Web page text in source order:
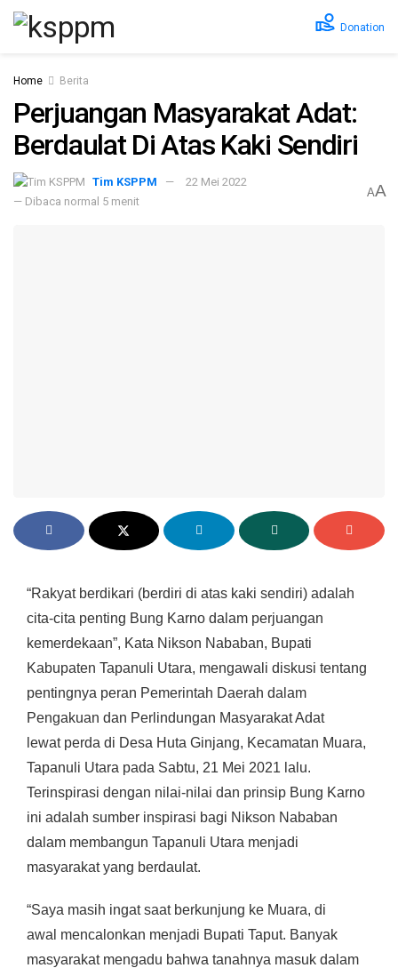
Donation
Home Berita
Perjuangan Masyarakat Adat:
Berdaulat Di Atas Kaki Sendiri
Tim KSPPM
22 Mei 2022
— Dibaca normal 5 menit
AA
“Rakyat berdikari (berdiri di atas kaki sendiri) adalah
cita-cita penting Bung Karno dalam perjuangan
kemerdekaan”, Kata Nikson Nababan, Bupati
Kabupaten Tapanuli Utara, mengawali diskusi tentang
pentingnya peran Pemerintah Daerah dalam
Pengakuan dan Perlindungan Masyarakat Adat
lewat perda di Desa Huta Ginjang, Kecamatan Muara,
Tapanuli Utara pada Sabtu, 21 Mei 2021 lalu.
Terinspirasi dengan nilai-nilai dan prinsip Bung Karno
ini adalah sumber inspirasi bagi Nikson Nababan
dalam membangun Tapanuli Utara menjadi
masyarakat yang berdaulat.
“Saya masih ingat saat berkunjung ke Muara, di
awal mencalonkan menjadi Bupati Taput. Banyak
masyarakat mengadu bahwa tanahnya masuk dalam